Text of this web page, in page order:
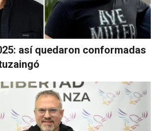
así quedaron conformadas